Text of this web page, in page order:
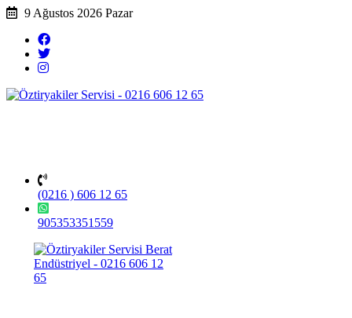
9 Ağustos 2026 Pazar
(0216 ) 606 12 65
905353351559